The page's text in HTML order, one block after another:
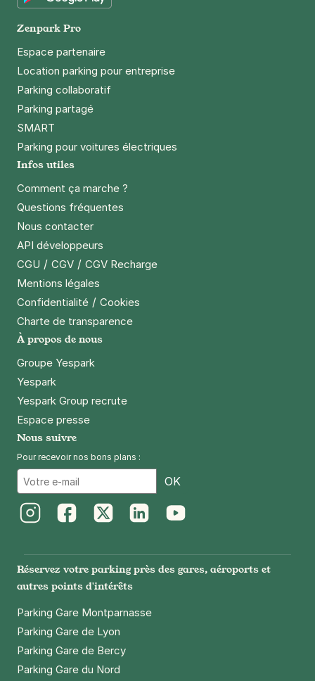
Mitterrand - 7 rue Zadkine
7 rue Zadkine
2,50 € /heure ,23 €/jour,
+ Abonnements disponibles
Paris - Bibliothèque François-
75013
Réserver
+ Abonnements disponibles
Olympiades
4,0
+ Abonnements disponibles
158 quai de Bercy
75012 Paris
4,6(1219 avis)
4,97 € /heure ,44,71 €/jour,108 €/semaine
Zenpark Pro
Espace partenaire
Location parking pour entreprise
Parking collaboratif
Parking partagé
SMART
Parking pour voitures électriques
Infos utiles
Comment ça marche ?
Questions fréquentes
Nous contacter
API développeurs
CGU / CGV / CGV Recharge
Mentions légales
Confidentialité / Cookies
Charte de transparence
À propos de nous
Groupe Yespark
Yespark
Yespark Group recrute
Espace presse
Nous suivre
Pour recevoir nos bons plans :
OK
Réservez votre parking près des gares, aéroports et
autres points d'intérêts
Parking Gare Montparnasse
Parking Gare de Lyon
Parking Gare de Bercy
Parking Gare du Nord